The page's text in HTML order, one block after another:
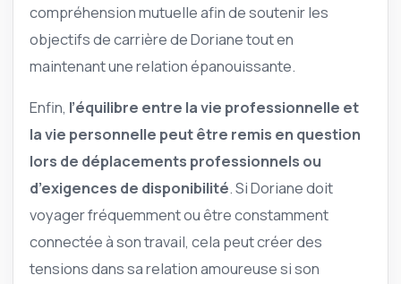
compréhension mutuelle afin de soutenir les
objectifs de carrière de Doriane tout en
maintenant une relation épanouissante.
Enfin, l’équilibre entre la vie professionnelle et
la vie personnelle peut être remis en question
lors de déplacements professionnels ou
d’exigences de disponibilité. Si Doriane doit
voyager fréquemment ou être constamment
connectée à son travail, cela peut créer des
tensions dans sa relation amoureuse si son